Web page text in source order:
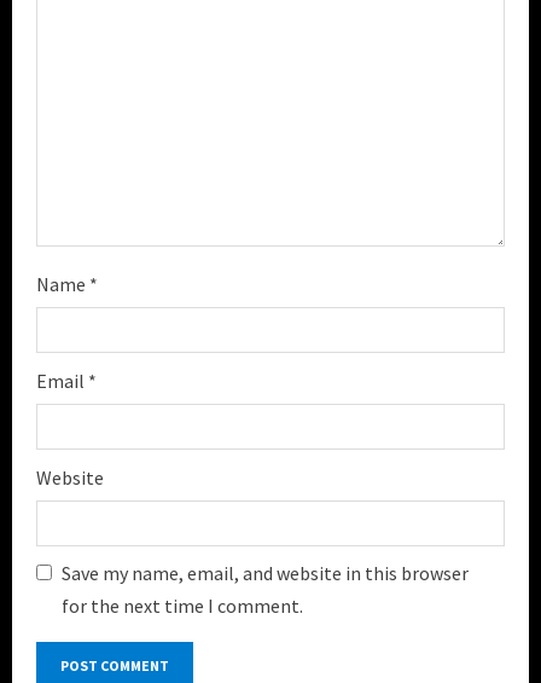
Name *
Email *
Website
Save my name, email, and website in this browser
for the next time I comment.